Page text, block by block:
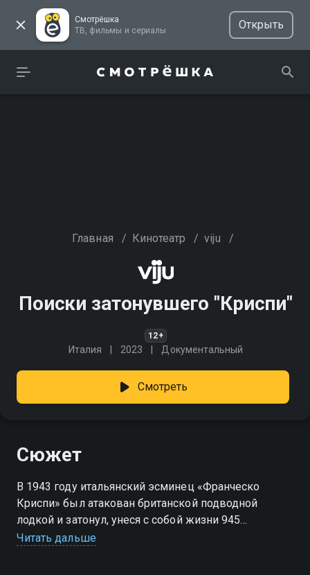
Смотрёшка
ТВ, фильмы и сериалы
Открыть
Главная / Кинотеатр / viju /
Поиски затонувшего "Криспи"
12+
Италия 2023 Документальный
Смотреть
Сюжет
В 1943 году итальянский эсминец «Франческо
Криспи» был атакован британской подводной
лодкой и затонул, унеся с собой жизни 945
из 1300 человек, находившихся на борту. Обломки
Читать дальше